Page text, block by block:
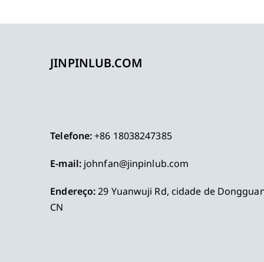
JINPINLUB.COM
Telefone:+86 18038247385
E-mail: johnfan@jinpinlub.com
Endereço:29 Yuanwuji Rd, cidade de
CN